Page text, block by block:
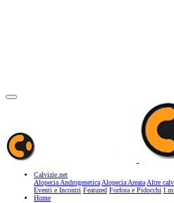
Calvizie.net
Alopecia AndrogeneticaAlopecia AreataAltre
Eventi e Incontri Featured Forfora e Pidocchi I
Home